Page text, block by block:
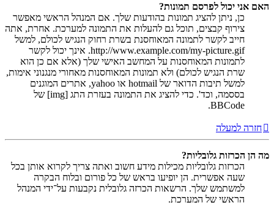
האם אני יכול לפרסם תמונות?
כן, ניתן להציג תמונות בהודעות שלך. אם המנהל הראשי מאפשר
צירוף קבצים, תוכל גם להעלות את התמונה למערכת. אחרת, אתה
חייב לקשר לתמונה המאוחסנת בשרת רחוק הנגיש לכולם, למשל
http://www.example.com/my-picture.gif. אינך יכול לקשר
לתמונות המאוחסנות על המחשב האישי שלך (אלא אם כן הוא
שרת הנגיש לכולם) ולא תמונות המאוחסנות מאחורי מנגנוני אימות,
למשל תיבות הדואר של hotmail או yahoo, אתרים המוגנים
בססמה, וכד'. כדי להציג את התמונה בעזרת התג [img] של
BBCode.
חזרה למעלה
מה הן הכרזות גלובליות?
הכרזות גלובליות מכילות מידע חשוב ואתה צריך לקרוא אותן בכל
שעה אפשרית. הן יופיעו בראש של כל פורום ובלוח הבקרה
למשתמש שלך. הרשאות הכרזה גלובלית נקבעות על־ידי המנהל
הראשי של המערכת.